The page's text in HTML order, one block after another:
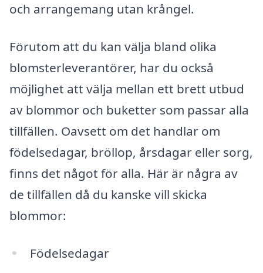
och arrangemang utan krångel.
Förutom att du kan välja bland olika
blomsterleverantörer, har du också
möjlighet att välja mellan ett brett utbud
av blommor och buketter som passar alla
tillfällen. Oavsett om det handlar om
födelsedagar, bröllop, årsdagar eller sorg,
finns det något för alla. Här är några av
de tillfällen då du kanske vill skicka
blommor:
Födelsedagar